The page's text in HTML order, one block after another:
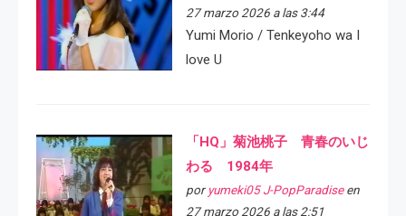
27 marzo 2026 a las 3:44
Yumi Morio / Tenkeyoho wa I
love U
「HQ」菊池桃子 青春のいじ
わる 1984年
por yumeki05 J-PopParadiseen
27 marzo 2026 a las 2:51